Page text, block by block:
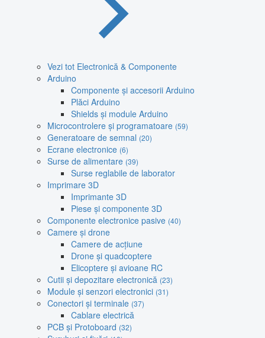
Vezi tot Electronică & Componente
Arduino
Componente și accesorii Arduino
Plăci Arduino
Shields și module Arduino
Microcontrolere și programatoare (59)
Generatoare de semnal (20)
Ecrane electronice (6)
Surse de alimentare (39)
Surse reglabile de laborator
Imprimare 3D
Imprimante 3D
Piese și componente 3D
Componente electronice pasive (40)
Camere și drone
Camere de acțiune
Drone și quadcoptere
Elicoptere și avioane RC
Cutii și depozitare electronică (23)
Module și senzori electronici (31)
Conectori și terminale (37)
Cablare electrică
PCB și Protoboard (32)